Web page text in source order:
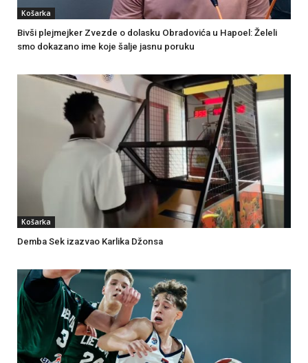
Košarka
Bivši plejmejker Zvezde o dolasku Obradovića u Hapoel: Želeli
smo dokazano ime koje šalje jasnu poruku
Košarka
Demba Sek izazvao Karlika Džonsa